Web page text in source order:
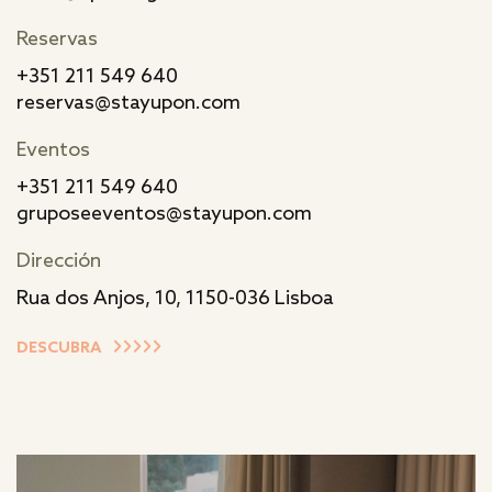
Reservas
+351 211 549 640
reservas@stayupon.com
Eventos
+351 211 549 640
gruposeeventos@stayupon.com
Dirección
Rua dos Anjos, 10, 1150-036 Lisboa
DESCUBRA